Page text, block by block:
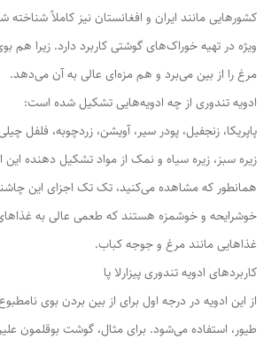
کشورهایی مانند ایران و افغانستان نیز کاملاً
ویژه در تهیه خوراک‌های گوشتی کاربرد دارد. زیرا هم
مرغ را از بین می‌برد و هم مزه‌ای عالی به آن می‌دهد.
ادویه تندوری از چه ادویه‌هایی تشکیل شده است:
پاپریکا، زنجفیل، پودر سیر، آویشن، زردچوبه، فلفل
زیره سبز، زیره سیاه و نمک از مواد تشکیل دهنده
همانطور که مشاهده می‌کنید، تک تک اجزای این
خوشرایحه و خوشمزه هستند که طعمی عالی به
غذاهایی مانند مرغ و جوجه کباب.
کاربردهای ادویه تندوری پیزارلا پا
از این ادویه در درجه اول برای از بین بردن بوی
طیور، استفاده می‌شود. برای مثال، گوشت بوقلمون